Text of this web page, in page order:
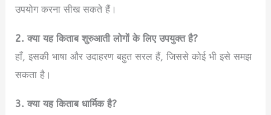
उपयोग करना सीख सकते हैं।
2. क्या यह किताब शुरुआती लोगों के लिए उपयुक्त है?
हाँ, इसकी भाषा और उदाहरण बहुत सरल हैं, जिससे कोई भी इसे समझ
सकता है।
3. क्या यह किताब धार्मिक है?